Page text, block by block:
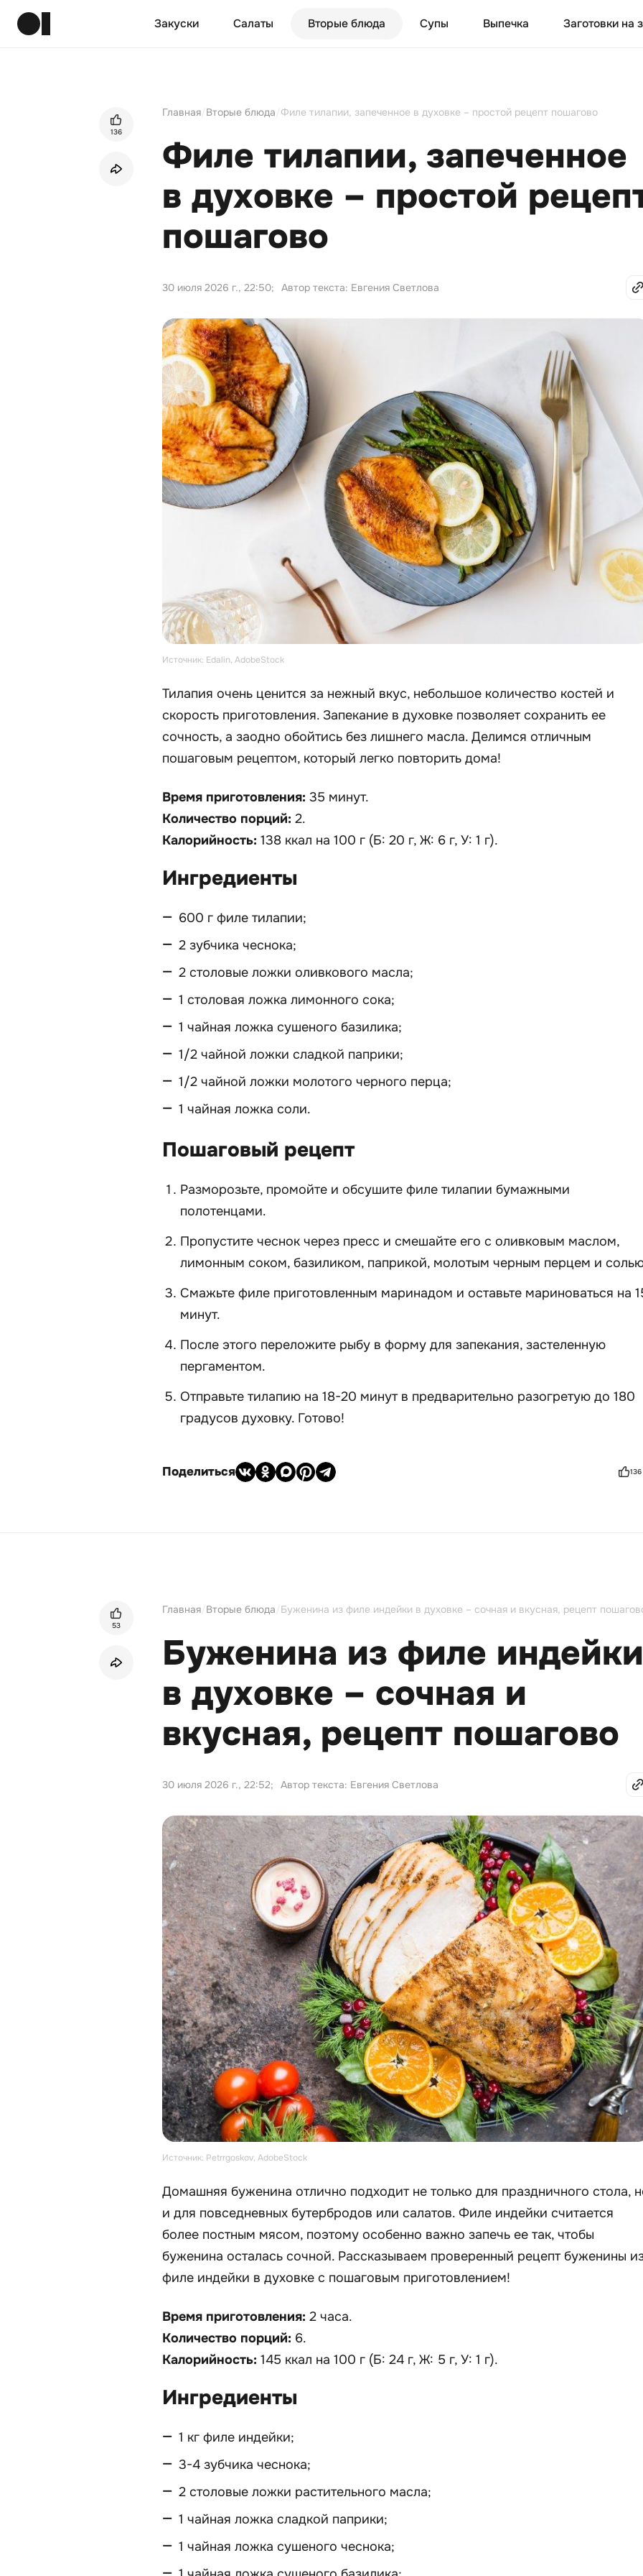
Закуски Салаты Вторые блюда Супы Выпечка Заготовки на
136
Главная Вторые блюда Филе тилапии, запеченное в духовке – простой рецепт пошагово
Филе тилапии, запеченное
в духовке – простой
пошагово
30 июля 2026 г., 22:50; Автор текста: Евгения Светлова
Источник: Edalin, AdobeStock
Тилапия очень ценится за нежный вкус, небольшое количество костей и
скорость приготовления. Запекание в духовке позволяет сохранить ее
сочность, а заодно обойтись без лишнего масла. Делимся отличным
пошаговым рецептом, который легко повторить дома!
Время приготовления: 35 минут.
Количество порций: 2.
Калорийность: 138 ккал на 100 г (Б: 20 г, Ж: 6 г, У: 1 г).
Ингредиенты
600 г филе тилапии;
2 зубчика чеснока;
2 столовые ложки оливкового масла;
1 столовая ложка лимонного сока;
1 чайная ложка сушеного базилика;
1/2 чайной ложки сладкой паприки;
1/2 чайной ложки молотого черного перца;
1 чайная ложка соли.
Пошаговый рецепт
Разморозьте, промойте и обсушите филе тилапии бумажными
полотенцами.
Пропустите чеснок через пресс и смешайте его с оливковым маслом,
лимонным соком, базиликом, паприкой, молотым черным перцем и
Смажьте филе приготовленным маринадом и оставьте мариноваться на
минут.
После этого переложите рыбу в форму для запекания, застеленную
пергаментом.
Отправьте тилапию на 18-20 минут в предварительно разогретую до 180
градусов духовку. Готово!
Поделиться 136
53
Главная Вторые блюда Буженина из филе индейки в духовке – сочная и вкусная, рецепт
Буженина из филе индейки
в духовке – сочная и
вкусная, рецепт пошагово
30 июля 2026 г., 22:52; Автор текста: Евгения Светлова
Источник: Petrrgoskov, AdobeStock
Домашняя буженина отлично подходит не только для праздничного стола,
и для повседневных бутербродов или салатов. Филе индейки считается
более постным мясом, поэтому особенно важно запечь ее так, чтобы
буженина осталась сочной. Рассказываем проверенный рецепт буженины
филе индейки в духовке с пошаговым приготовлением!
Время приготовления: 2 часа.
Количество порций: 6.
Калорийность: 145 ккал на 100 г (Б: 24 г, Ж: 5 г, У: 1 г).
Ингредиенты
1 кг филе индейки;
3-4 зубчика чеснока;
2 столовые ложки растительного масла;
1 чайная ложка сладкой паприки;
1 чайная ложка сушеного чеснока;